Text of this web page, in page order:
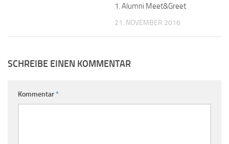
1. Alumni Meet&Greet
21. NOVEMBER 2016
SCHREIBE EINEN KOMMENTAR
Kommentar*